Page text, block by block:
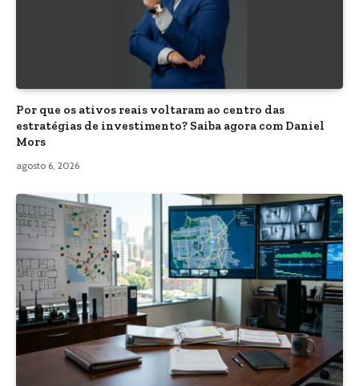
Por que os ativos reais voltaram ao centro das
estratégias de investimento? Saiba agora com Daniel
Mors
agosto 6, 2026